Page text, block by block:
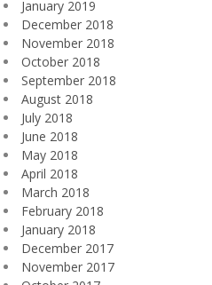
January 2019
December 2018
November 2018
October 2018
September 2018
August 2018
July 2018
June 2018
May 2018
April 2018
March 2018
February 2018
January 2018
December 2017
November 2017